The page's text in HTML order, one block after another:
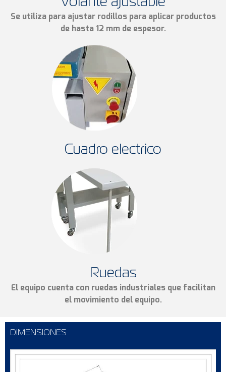
Se utiliza para ajustar rodillos para aplicar productos
de hasta 12 mm de espesor.
Cuadro electrico
Ruedas
El equipo cuenta con ruedas industriales que facilitan
el movimiento del equipo.
DIMENSIONES